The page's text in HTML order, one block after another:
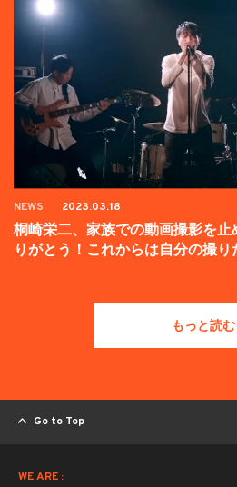
NEWS 2023.03.18
桐崎栄二、家族での動画撮影を
りがとう！これからは自分の撮り
もっと読む
Go to Top
WE ARE :